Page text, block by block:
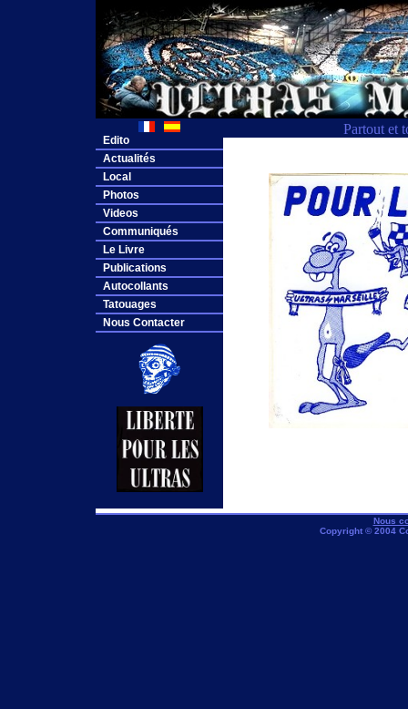
Partout et
Edito
Actualités
Local
Photos
Videos
Communiqués
Le Livre
Publications
Autocollants
Tatouages
Nous Contacter
Nous
Copyright © 2004